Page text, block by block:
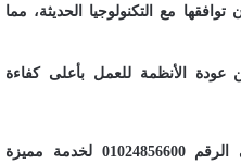
مع التكنولوجيا الحديثة، مما
عودة الأنظمة للعمل بأعلى كفاءة
للتواصل معنا: يمكنك الاتصال على الرقم 01024856600 لخدمة مميزة